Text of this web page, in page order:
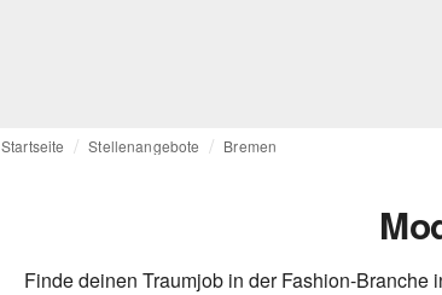
Startseite Stellenangebote Bremen
Finde deinen Traumjob in der Fashion-